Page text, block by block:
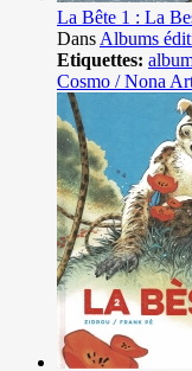
La Bête 1 : La
Dans Albums
Etiquettes:
Cosmo / Nona